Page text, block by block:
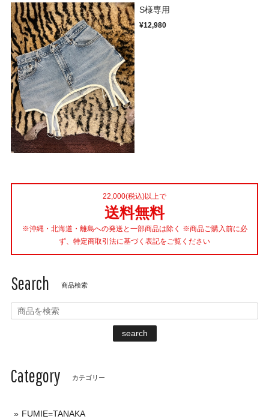
S様専用
¥12,980
22,000(税込)以上で
送料無料
※沖縄・北海道・離島への発送と一部商品は除く ※商品ご購入前に必
ず、特定商取引法に基づく表記をご覧ください
Search 商品検索
search
Category カテゴリー
FUMIE=TANAKA